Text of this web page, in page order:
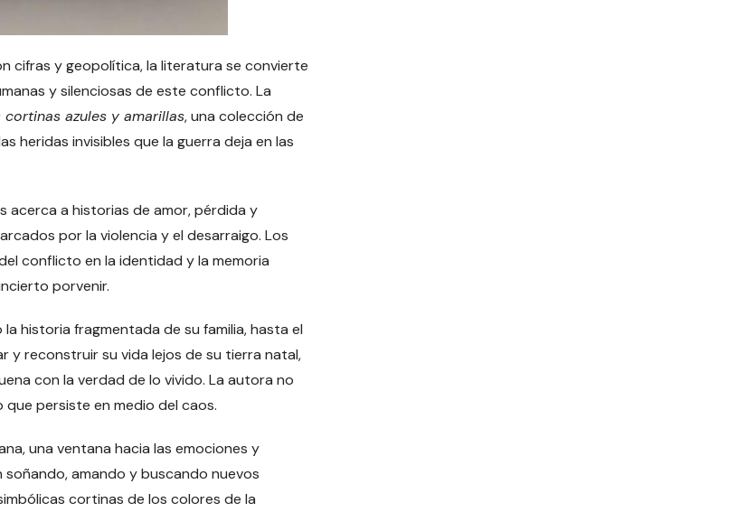
cifras y geopolítica, la literatura se convierte
y silenciosas de este conflicto. La
cortinas azules y amarillas, una colección de
heridas invisibles que la guerra deja en las
acerca a historias de amor, pérdida y
por la violencia y el desarraigo. Los
conflicto en la identidad y la memoria
porvenir.
historia fragmentada de su familia, hasta el
y reconstruir su vida lejos de su tierra natal,
con la verdad de lo vivido. La autora no
persiste en medio del caos.
una ventana hacia las emociones y
amando y buscando nuevos
cortinas de los colores de la